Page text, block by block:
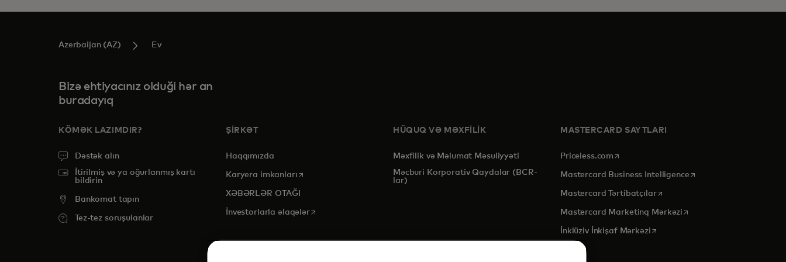
Azerbaijan (AZ) Ev
Bizə ehtiyacınız olduği hər an
buradayıq
KÖMƏK LAZIMDIR?
Dəstək alın
İtirilmiş və ya oğurlanmış kartı
bildirin
Bankomat tapın
Tez-tez soruşulanlar
ŞİRKƏT
Haqqımızda
Karyera imkanlarıopens in a new tab
XƏBƏRLƏR OTAĞI
İnvestorlarla əlaqələropens in a new tab
HÜQUQ VƏ MƏXFİLİK
Məxfilik və Məlumat Məsuliyyəti
Məcburi Korporativ Qaydalar (BCR-
lar)
MASTERCARD SAYTLARI
Priceless.com opens in a new tab
Mastercard Business Intelligenceopens in a new tab
Mastercard Tərtibatçılaropens in a new tab
Mastercard Marketinq Mərkəzi opens in a new tab
İnklüziv İnkişaf Mərkəziopens in a new tab